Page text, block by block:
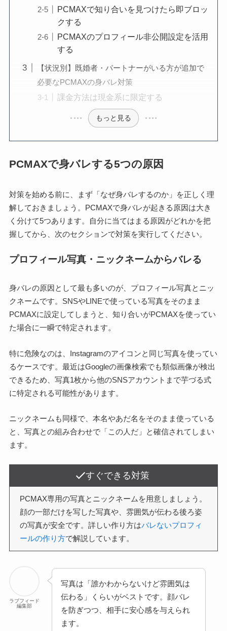
PCMAXで知り合いを見つけたら即ブロッ
クする
PCMAXのプロフィール非公開設定を活用
する
【状況別】既婚者・パートナーがいる方が追加で
必要なPCMAXの身バレ対策
課金方法は現金系に限定する
もっと見る
PCMAXで身バレする5つの原因
対策を始める前に、まず「なぜ身バレするのか」を正しく理
解しておきましょう。PCMAXで身バレが起きる原因は大き
く分けて5つあります。自分に当てはまる原因がどれかを把
握してから、次のセクションで対策を実行してください。
プロフィール写真・ニックネームからバレる
身バレの原因として最も多いのが、プロフィール写真とニッ
クネームです。SNSやLINEで使っている写真をそのまま
PCMAXに設定してしまうと、知り合いがPCMAXを使ってい
た場合に一瞬で特定されます。
特に危険なのは、Instagramのアイコンと同じ写真を使ってい
るケースです。最近はGoogleの画像検索でも類似画像が検出
できるため、写真1枚から他のSNSアカウントまで芋づる式
に特定される可能性があります。
ニックネームも同様で、本名やあだ名をそのまま使っている
と、写真との組み合わせで「この人だ」と確信されてしまい
ます。
すぐできる対策
PCMAX専用の写真とニックネームを用意しましょう。
顔の一部だけを写した写真や、雰囲気が伝わる後ろ姿
の写真が安全です。詳しい作り方はバレないプロフィ
ールの作り方で解説しています。
ラブフィード
編集部
写真は「誰かわからないけど雰囲気は
伝わる」くらいがベストです。顔バレ
を防ぎつつ、相手に安心感を与えられ
ます。